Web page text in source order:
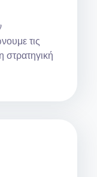
τις
στρατηγική